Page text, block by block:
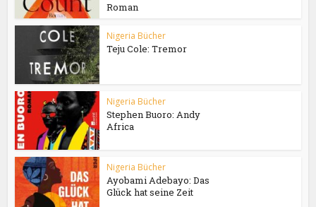
Roman
Nigeria Bücher
Teju Cole: Tremor
Nigeria Bücher
Stephen Buoro: Andy
Africa
Nigeria Bücher
Ayobami Adebayo: Das
Glück hat seine Zeit